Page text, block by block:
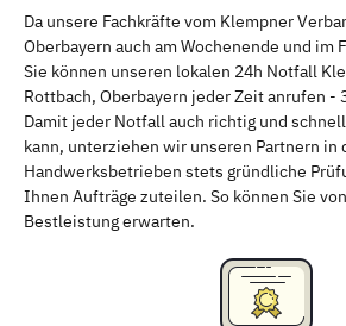
Schweinfurt
Freising
Da unsere Fachkräfte vom Klempner
Oberbayern auch am Wochenende und im
Sie können unseren lokalen 24h Notfall
Rottbach, Oberbayern jeder Zeit anrufen -
Damit jeder Notfall auch richtig und
kann, unterziehen wir unseren Partnern in
Handwerksbetrieben stets gründliche
Ihnen Aufträge zuteilen. So können Sie
Bestleistung erwarten.